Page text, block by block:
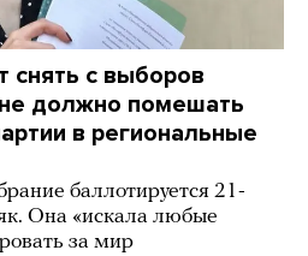
снять с выборов
должно помешать
в региональные
баллотируется 21-
Она «искала любые
за мир